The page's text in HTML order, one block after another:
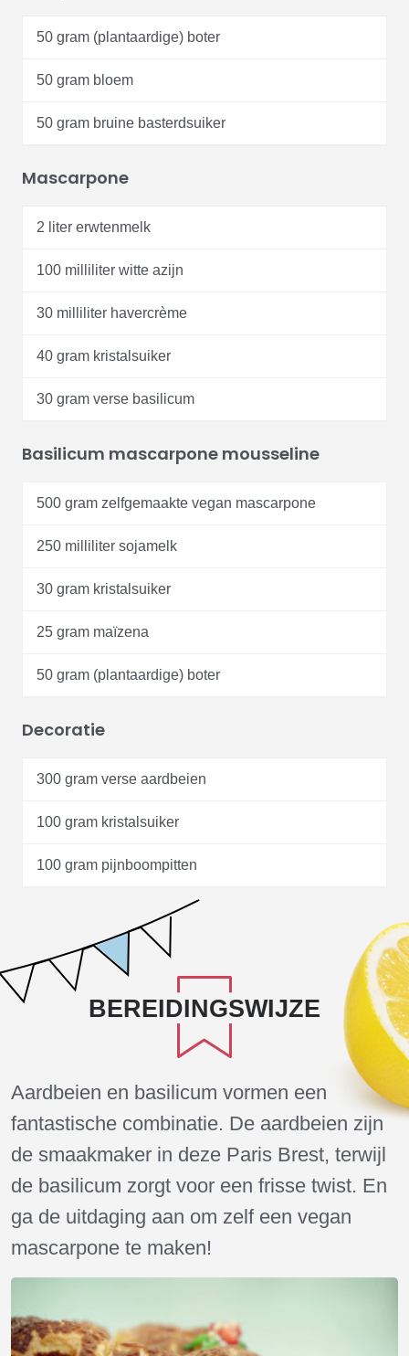
50 gram (plantaardige) boter
50 gram bloem
50 gram bruine basterdsuiker
Mascarpone
2 liter erwtenmelk
100 milliliter witte azijn
30 milliliter havercrème
40 gram kristalsuiker
30 gram verse basilicum
Basilicum mascarpone mousseline
500 gram zelfgemaakte vegan mascarpone
250 milliliter sojamelk
30 gram kristalsuiker
25 gram maïzena
50 gram (plantaardige) boter
Decoratie
300 gram verse aardbeien
100 gram kristalsuiker
100 gram pijnboompitten
BEREIDINGSWIJZE
Aardbeien en basilicum vormen een
fantastische combinatie. De aardbeien zijn
de smaakmaker in deze Paris Brest, terwijl
de basilicum zorgt voor een frisse twist. En
ga de uitdaging aan om zelf een vegan
mascarpone te maken!